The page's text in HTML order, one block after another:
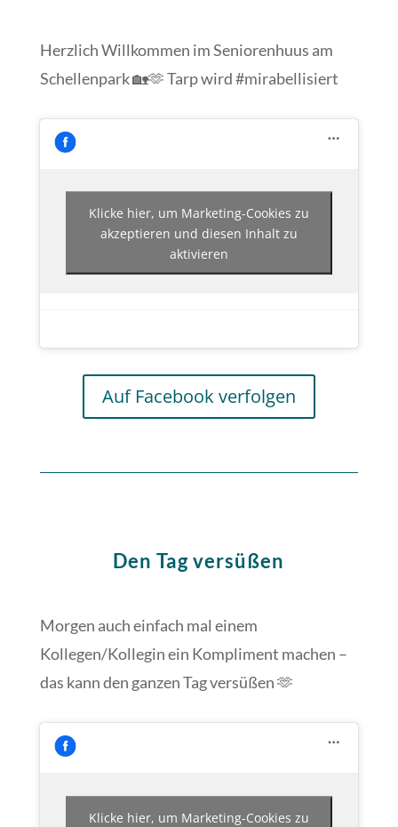
Herzlich Willkommen im Seniorenhuus am
Schellenpark 🏡🫶 Tarp wird #mirabellisiert
Klicke hier, um Marketing-Cookies zu
akzeptieren und diesen Inhalt zu
aktivieren
Auf Facebook verfolgen
Den Tag versüßen
Morgen auch einfach mal einem
Kollegen/Kollegin ein Kompliment machen –
das kann den ganzen Tag versüßen 🫶
Klicke hier, um Marketing-Cookies zu